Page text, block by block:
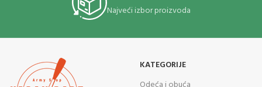
Najveći izbor proizvoda
KATEGORIJE